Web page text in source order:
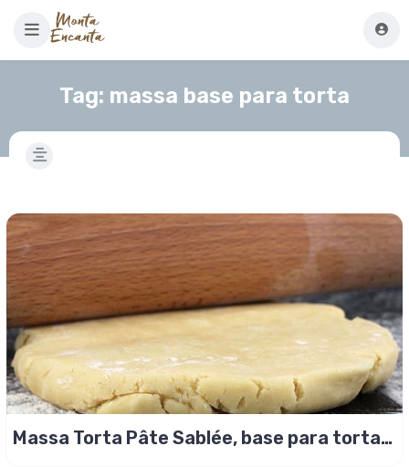
Tag: massa base para torta
Massa Torta Pâte Sablée, base para torta